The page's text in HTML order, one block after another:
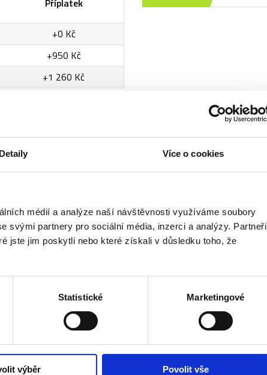
Detaily Více o cookies
médií a analýze naší návštěvnosti využíváme soubory
svými partnery pro sociální média, inzerci a analýzy. Partneři
jste jim poskytli nebo které získali v důsledku toho, že
Statistické Marketingové
výběr Povolit vše
Příplatek
+0 Kč
+950 Kč
+1 260 Kč